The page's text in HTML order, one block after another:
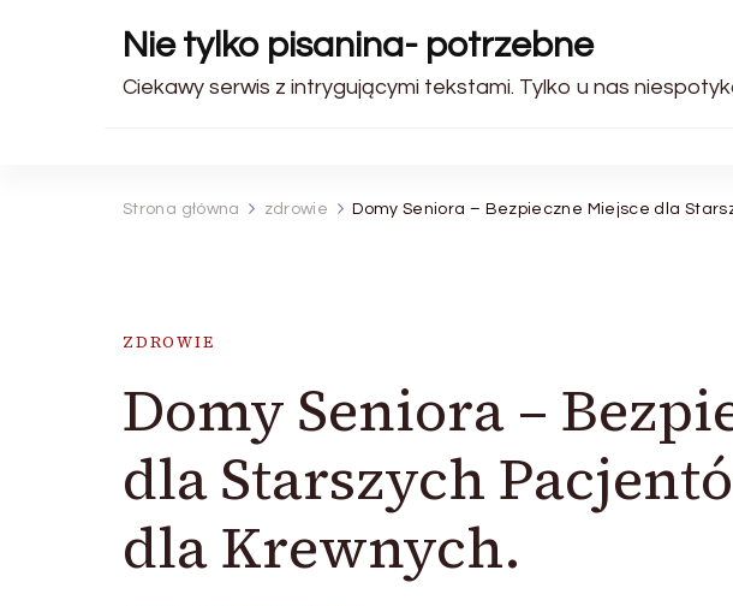
Nie tylko pisanina- potrzebne
Ciekawy serwis z intrygującymi tekstami. Tylko u nas
Strona główna zdrowie Domy Seniora – Bezpieczne Miejsce dla
ZDROWIE
Domy Seniora –
dla Starszych
dla Krewnych.